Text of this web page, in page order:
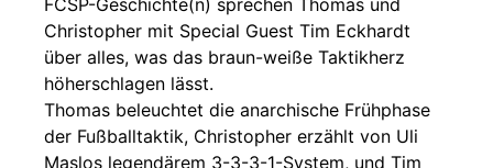
FCSP-Geschichte(n) sprechen Thomas und
Christopher mit Special Guest Tim Eckhardt
über alles, was das braun-weiße Taktikherz
höherschlagen lässt.
Thomas beleuchtet die anarchische Frühphase
der Fußballtaktik, Christopher erzählt von Uli
Maslos legendärem 3-3-3-1-System, und Tim